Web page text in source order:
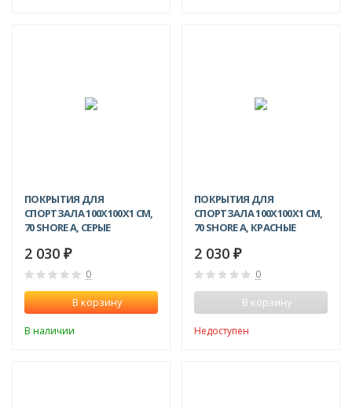
ПОКРЫТИЯ ДЛЯ
СПОРТЗАЛА 100Х100X1 СМ,
70 SHORE A, СЕРЫЕ
2 030 ₽
0
В корзину
В наличии
ПОКРЫТИЯ ДЛЯ
СПОРТЗАЛА 100Х100X1 СМ,
70 SHORE A, КРАСНЫЕ
2 030 ₽
0
В корзину
Недоступен